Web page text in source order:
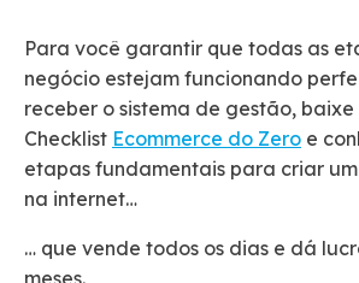
Para você garantir que todas as
negócio estejam funcionando
receber o sistema de gestão,
Checklist Ecommerce do Zero e
etapas fundamentais para criar
na internet…
… que vende todos os dias e dá
meses.